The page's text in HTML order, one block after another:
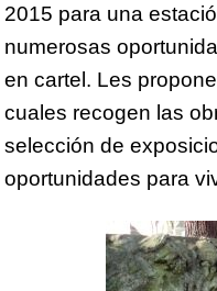
2015 para una
numerosas
en cartel. Les
cuales recogen las
selección de
oportunidades para